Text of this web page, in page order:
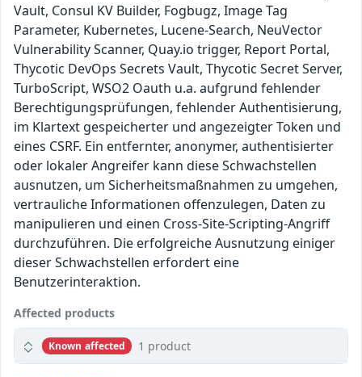
Vault, Consul KV Builder, Fogbugz, Image Tag
Parameter, Kubernetes, Lucene-Search, NeuVector
Vulnerability Scanner, Quay.io trigger, Report Portal,
Thycotic DevOps Secrets Vault, Thycotic Secret Server,
TurboScript, WSO2 Oauth u.a. aufgrund fehlender
Berechtigungsprüfungen, fehlender Authentisierung,
im Klartext gespeicherter und angezeigter Token und
eines CSRF. Ein entfernter, anonymer, authentisierter
oder lokaler Angreifer kann diese Schwachstellen
ausnutzen, um Sicherheitsmaßnahmen zu umgehen,
vertrauliche Informationen offenzulegen, Daten zu
manipulieren und einen Cross-Site-Scripting-Angriff
durchzuführen. Die erfolgreiche Ausnutzung einiger
dieser Schwachstellen erfordert eine
Benutzerinteraktion.
Affected products
Known affected 1 product